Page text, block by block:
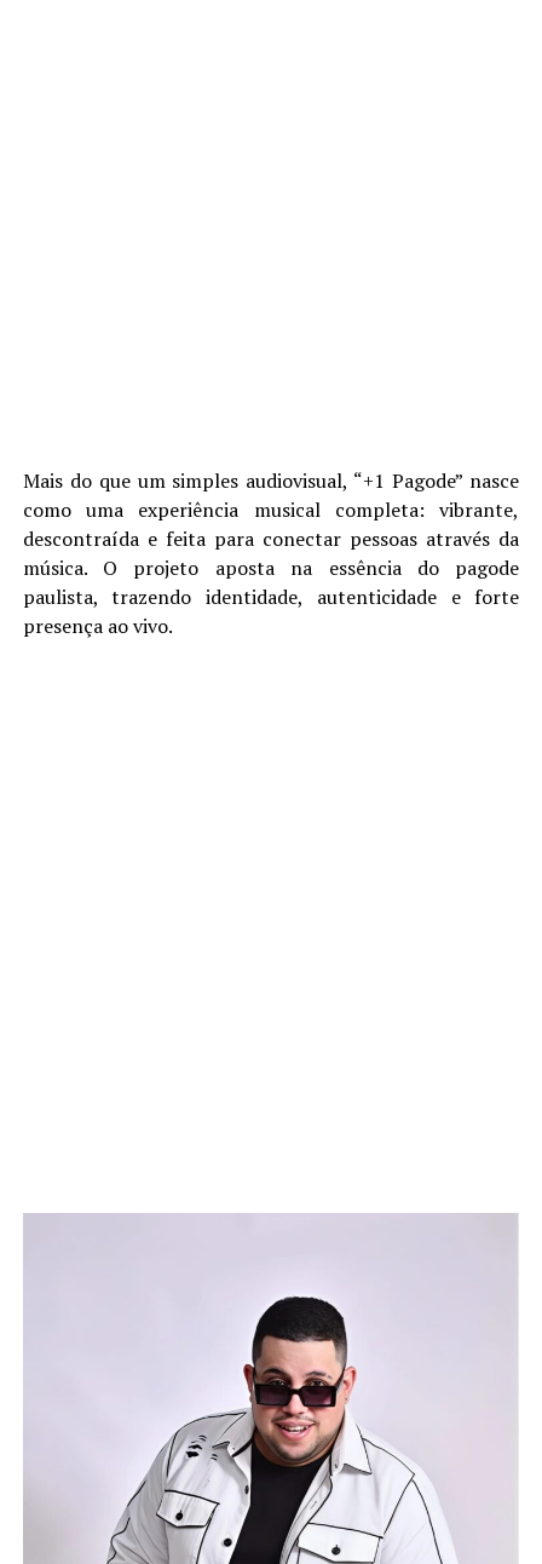
Mais do que um simples audiovisual, “+1 Pagode” nasce
como uma experiência musical completa: vibrante,
descontraída e feita para conectar pessoas através da
música. O projeto aposta na essência do pagode
paulista, trazendo identidade, autenticidade e forte
presença ao vivo.